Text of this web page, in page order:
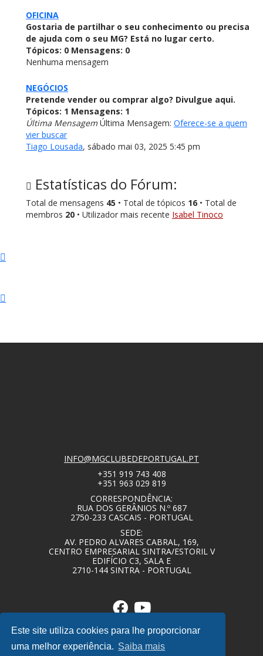
Este site utiliza cookies para lhe proporcionar
uma melhor experiência. Saiba mais
OFICINA
Gostaria de partilhar o seu conhecimento ou precisa
de ajuda com o seu MG? Está no lugar certo.
Tópicos: 0 Mensagens: 0
Nenhuma mensagem
NEGÓCIOS
Pretende vender ou comprar algo? Divulgue aqui.
Tópicos: 1 Mensagens: 1
Última MensagemÚltima Mensagem: Oferece-se a quem
vier buscar
Tiago Lousada, sábado mai 03, 2025 5:45 pm
Estatísticas do Fórum:
Total de mensagens 45 • Total de tópicos 16 • Total de
membros 20 • Utilizador mais recente Isabel Tinoco
INFO@MGCLUBEDEPORTUGAL.PT
+351 919 743 408
+351 963 029 819
CORRESPONDÊNCIA:
RUA DOS GERÂNIOS N.º 687
2750-233 CASCAIS - PORTUGAL
SEDE:
AV. PEDRO ALVARES CABRAL, 169,
CENTRO EMPRESARIAL SINTRA/ESTORIL V
EDIFÍCIO C3, SALA E
2710-144 SINTRA - PORTUGAL